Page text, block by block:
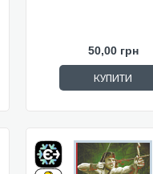
50,00 грн
КУПИТИ